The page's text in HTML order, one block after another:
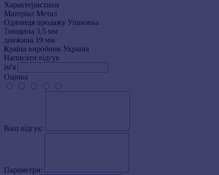
Характеристики
Матеріал Метал
Одиниця продажу Упаковка
Товщина 3,5 мм
довжина 19 мм
Країна виробник Україна
Написати відгук
ім'я
Оцінка
Ваш відгук:
Параметри: